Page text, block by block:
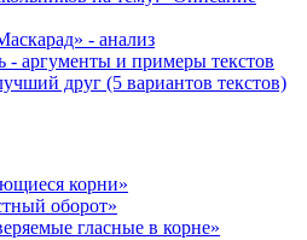
- анализ
аргументы и примеры текстов
друг (5 вариантов текстов)
корни»
оборот»
гласные в корне»